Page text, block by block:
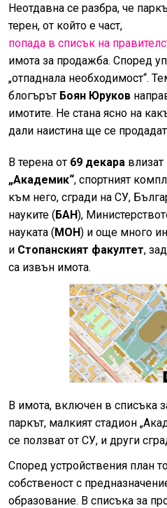
Неотдавна се разбра, че
терен, от който е част,
попада в списък на
имота за продажба. Според
„отпаднала необходимост“.
блогърът Боян Юруков
имотите. Не стана ясно на
дали наистина ще се
В терена от 69 декара
„Академик“, спортният
към него, сгради на СУ,
науките (БАН),
науката (МОН) и още много
и Стопанският факултет,
са извън имота.
В имота, включен в списъка
паркът, малкият стадион
се ползват от СУ, и други
Според устройствения план
собственост с
образование. В списъка за